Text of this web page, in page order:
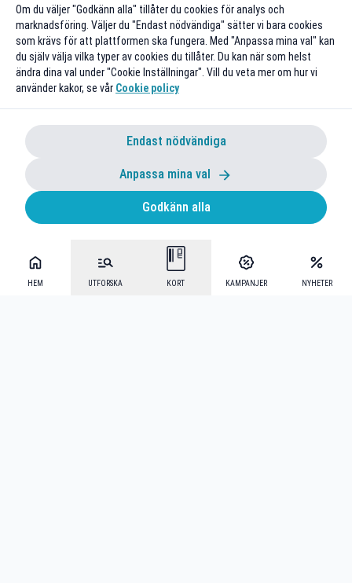
HEM UTFORSKA KORT KAMPANJER NYHETER
Om du väljer "Godkänn alla" tillåter du cookies för analys och
marknadsföring. Väljer du "Endast nödvändiga" sätter vi bara cookies
som krävs för att plattformen ska fungera. Med "Anpassa mina val" kan
du själv välja vilka typer av cookies du tillåter. Du kan när som helst
ändra dina val under "Cookie Inställningar". Vill du veta mer om hur vi
använder kakor, se vår Cookie policy
Endast nödvändiga
Anpassa mina val
Godkänn alla